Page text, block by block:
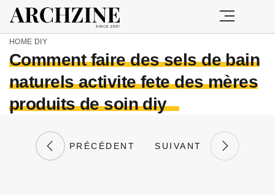
HOME DIY
Comment faire des sels de bain
naturels activite fete des mères
produits de soin diy
PRÉCÉDENT SUIVANT